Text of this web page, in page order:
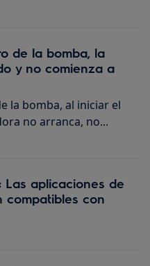
de la bomba, la
y no comienza a
la bomba, al iniciar el
no arranca, no...
aplicaciones de
compatibles con